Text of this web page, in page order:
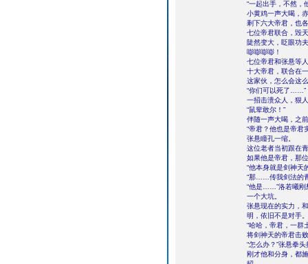
“一起出手，不然
小黄鸡一声大喝，
剩下六大帝君，也
七位帝君联合，毁
陡然变大，眨眼功
嘭嘭嘭嘭！
七位帝君和张悬等
十大帝君，联合在
这家伙，怎么会这
“你们可以死了……”
一招击溃众人，狠
“鼠辈敢尔！”
伴随一声大喝，之
“帝君？他也是帝君
张悬瞳孔一缩。
这位老者当初跟在
如果他是帝君，那
“他本身就是剑神
“那……传我剑法的
“他是……”洛若曦刚
一个大坑。
张悬现在的实力，
明，依旧不是对手。
“哈哈，帝君，一群
将剑神天的帝君击
“怎么办？”张悬拳
刚才他和分身，都